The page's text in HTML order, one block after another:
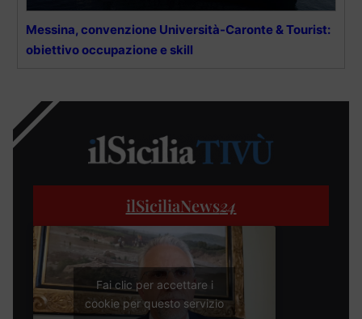
Messina, convenzione Università-Caronte & Tourist:
obiettivo occupazione e skill
ilSiciliaNews24
Fai clic per accettare i
cookie per questo servizio